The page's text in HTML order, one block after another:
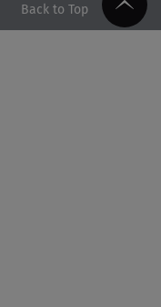
Back to Top